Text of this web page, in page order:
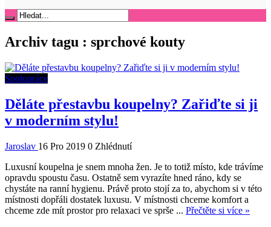
Archiv tagu : sprchové kouty
Spolupráce
Děláte přestavbu koupelny? Zařiďte si ji
v moderním stylu!
Jaroslav 16 Pro 2019 0 Zhlédnutí
Luxusní koupelna je snem mnoha žen. Je to totiž místo, kde trávíme
opravdu spoustu času. Ostatně sem vyrazíte hned ráno, kdy se
chystáte na ranní hygienu. Právě proto stojí za to, abychom si v této
místnosti dopřáli dostatek luxusu. V místnosti chceme komfort a
chceme zde mít prostor pro relaxaci ve sprše ... Přečtěte si více »